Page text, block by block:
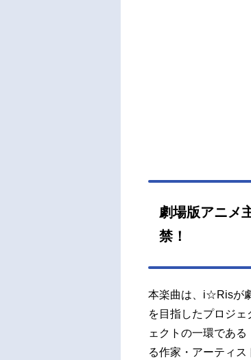
劇場版アニメ
禁！
本楽曲は、i☆Risが
を目指したプロジ
ェクトの一環であ
る作家・アーティス